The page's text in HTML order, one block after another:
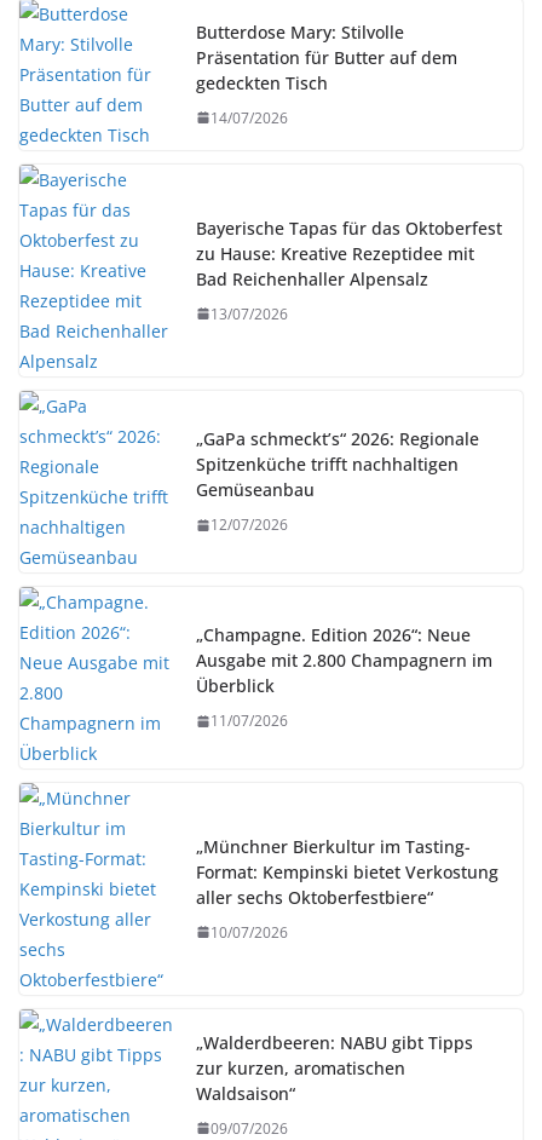
Butterdose Mary: Stilvolle
Präsentation für Butter auf dem
gedeckten Tisch
14/07/2026
Bayerische Tapas für das Oktoberfest
zu Hause: Kreative Rezeptidee mit
Bad Reichenhaller Alpensalz
13/07/2026
„GaPa schmeckt’s“ 2026: Regionale
Spitzenküche trifft nachhaltigen
Gemüseanbau
12/07/2026
„Champagne. Edition 2026“: Neue
Ausgabe mit 2.800 Champagnern im
Überblick
11/07/2026
„Münchner Bierkultur im Tasting-
Format: Kempinski bietet Verkostung
aller sechs Oktoberfestbiere“
10/07/2026
„Walderdbeeren: NABU gibt Tipps
zur kurzen, aromatischen
Waldsaison“
09/07/2026